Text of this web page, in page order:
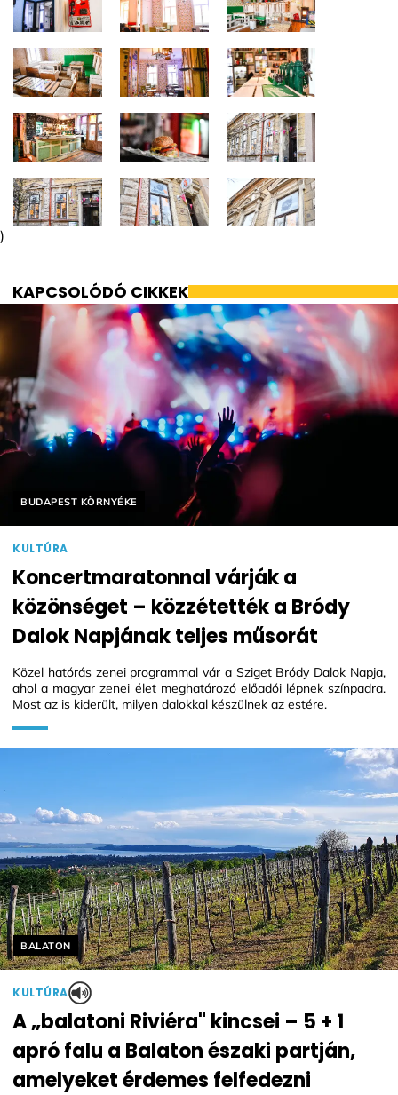
)
KAPCSOLÓDÓ CIKKEK
Helyszín címkék:
BUDAPEST KÖRNYÉKE
KULTÚRA
Koncertmaratonnal várják a
közönséget – közzétették a Bródy
Dalok Napjának teljes műsorát
Közel hatórás zenei programmal vár a Sziget Bródy Dalok Napja,
ahol a magyar zenei élet meghatározó előadói lépnek színpadra.
Most az is kiderült, milyen dalokkal készülnek az estére.
Helyszín címkék:
BALATON
KULTÚRA
A „balatoni Riviéra" kincsei – 5 + 1
apró falu a Balaton északi partján,
amelyeket érdemes felfedezni